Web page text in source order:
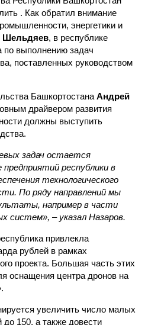
. Как обратил внимание
энергетики и
Шельдяев, в республике
по выполнению задач
поставленных руководством
Башкортостана Андрей
драйвером развития
должны выступить
задач остается
предприятий республики в
технологического
По ряду направлений мы
например в части
систем», – указал Назаров.
привлекла
рублей в рамках
проекта. Большая часть этих
оснащения центра дронов на
увеличить число малых
до 150, а также довести